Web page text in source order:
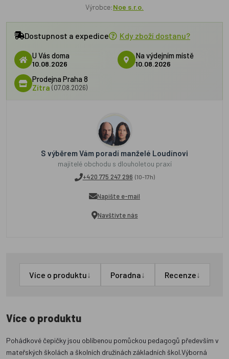
Výrobce:Noe s.r.o.
Dostupnost a expedice Kdy zboží dostanu?
U Vás doma
10.08.2026
Na výdejním místě
10.08.2026
Prodejna Praha 8
Zítra (07.08.2026)
S výběrem Vám poradí manželé Loudínovi
majitelé obchodu s dlouholetou praxí
+420 775 247 296 (10-17h)
Napište e-mail
Navštivte nás
Více o produktu↓ Poradna↓ Recenze↓
Více o produktu
Pohádkové čepičky jsou oblíbenou pomůckou pedagogů především v
mateřských školách a školních družinách základních škol.Výborná